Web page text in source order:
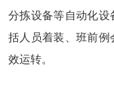
分拣设备等自动化设
括人员着装、班前例
效运转。